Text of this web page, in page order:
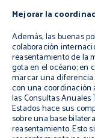
Mejorar la
Además, las buenas
colaboración
reasentamiento de la
gota en el océano; en
marcar una
con una coordinación
las Consultas Anuales
Estados hace sus
sobre una base
reasentamiento. Esto